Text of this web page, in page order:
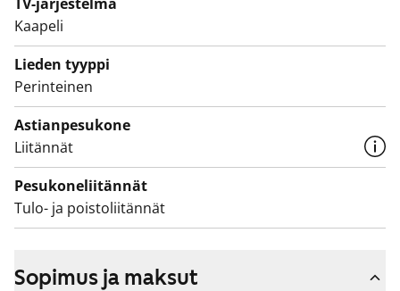
ikkunan eteen mahtuu ruokapöytä ja makuuhuoneissa
ja eteisessä on mukavasti säilytystilaa.
Olisiko tässä uusi vuokrakotinne? Tulkaahan
tutustumaan!
Kaapeli
Lieden tyyppi
Perinteinen
Astianpesukone
Liitännät
Pesukoneliitännät
Tulo- ja poistoliitännät
Sopimus ja maksut